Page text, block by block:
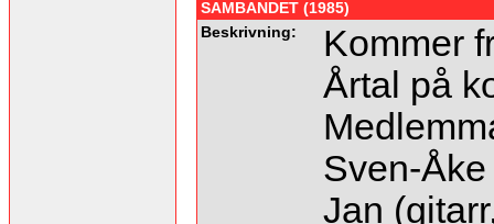
SAMBANDET (1985)
Beskrivning:
Kommer
Årtal på
Sven-
Jan